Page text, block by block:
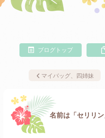
ブログトップ
マイバッグ、四姉妹
名前は「セリリ